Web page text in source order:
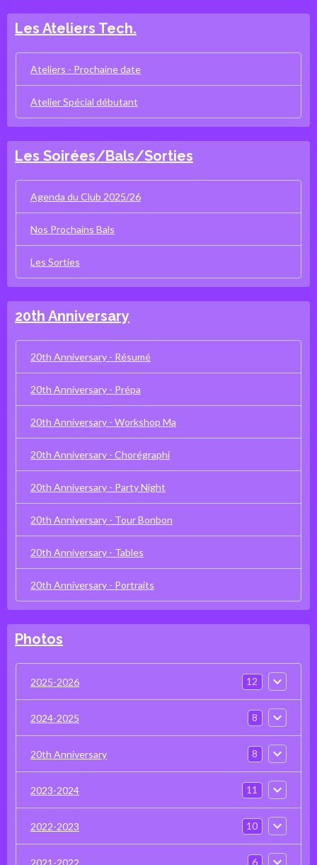
Les Ateliers Tech.
Ateliers - Prochaine date
Atelier Spécial débutant
Les Soirées/Bals/Sorties
Agenda du Club 2025/26
Nos Prochains Bals
Les Sorties
20th Anniversary
20th Anniversary - Résumé
20th Anniversary - Prépa
20th Anniversary - Workshop Ma
20th Anniversary - Chorégraphi
20th Anniversary - Party Night
20th Anniversary - Tour Bonbon
20th Anniversary - Tables
20th Anniversary - Portraits
Photos
2025-2026 12
2024-2025 8
20th Anniversary 8
2023-2024 11
2022-2023 10
2021-2022 6